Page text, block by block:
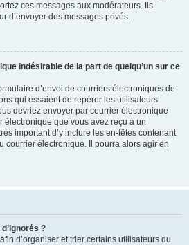
ces messages aux modérateurs. Ils
d’envoyer des messages privés.
indésirable de la part de quelqu’un sur ce
d’envoi de courriers électroniques de
qui essaient de repérer les utilisateurs
devriez envoyer par courrier électronique
électronique que vous avez reçu à un
important d’y inclure les en-têtes contenant
courrier électronique. Il pourra alors agir en
?
d’organiser et trier certains utilisateurs du